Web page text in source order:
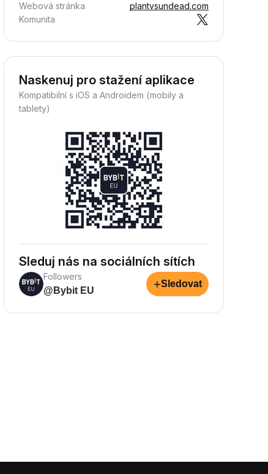
Webová stránka
plantvsundead.com
Komunita
Naskenuj pro stažení aplikace
Kompatibilní s iOS a Androidem (mobily a
tablety)
Sleduj nás na sociálních sítích
Followers
@Bybit EU
+Sledovat